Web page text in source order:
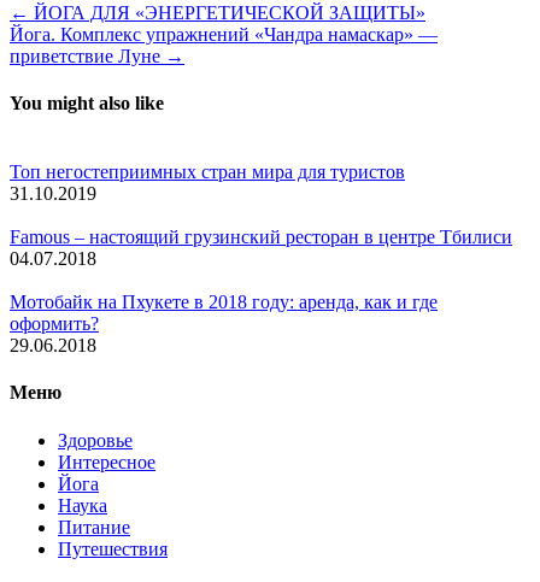
← ЙОГА ДЛЯ «ЭНЕРГЕТИЧЕСКОЙ ЗАЩИТЫ»
Йога. Комплекс упражнений «Чандра намаскар» —
приветствие Луне →
You might also like
Топ негостеприимных стран мира для туристов
31.10.2019
Famous – настоящий грузинский ресторан в центре Тбилиси
04.07.2018
Мотобайк на Пхукете в 2018 году: аренда, как и где
оформить?
29.06.2018
Меню
Здоровье
Интересное
Йога
Наука
Питание
Путешествия